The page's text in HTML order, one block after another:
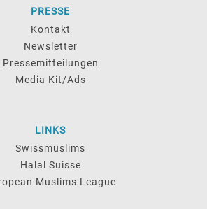
PRESSE
Kontakt
Newsletter
Pressemitteilungen
Media Kit/Ads
LINKS
Swissmuslims
Halal Suisse
Muslims League